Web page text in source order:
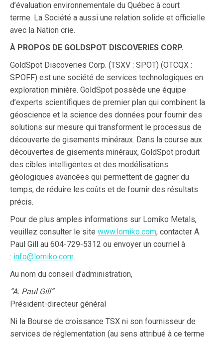
d’évaluation environnementale du Québec à court
terme. La Société a aussi une relation solide et officielle
avec la Nation crie.
À PROPOS DE GOLDSPOT DISCOVERIES CORP.
GoldSpot Discoveries Corp. (TSXV : SPOT) (OTCQX :
SPOFF) est une société de services technologiques en
exploration minière. GoldSpot possède une équipe
d’experts scientifiques de premier plan qui combinent la
géoscience et la science des données pour fournir des
solutions sur mesure qui transforment le processus de
découverte de gisements minéraux. Dans la course aux
découvertes de gisements minéraux, GoldSpot produit
des cibles intelligentes et des modélisations
géologiques avancées qui permettent de gagner du
temps, de réduire les coûts et de fournir des résultats
précis.
Pour de plus amples informations sur Lomiko Metals,
veuillez consulter le site www.lomiko.com, contacter A.
Paul Gill au 604-729-5312 ou envoyer un courriel à
: info@lomiko.com.
Au nom du conseil d’administration,
“A. Paul Gill”
Président-directeur général
Ni la Bourse de croissance TSX ni son fournisseur de
services de réglementation (au sens attribué à ce terme